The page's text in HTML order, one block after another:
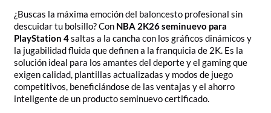
¿Buscas la máxima emoción del baloncesto profesional sin
descuidar tu bolsillo? Con NBA 2K26 seminuevo para
PlayStation 4saltas a la cancha con los gráficos dinámicos y
la jugabilidad fluida que definen a la franquicia de 2K. Es la
solución ideal para los amantes del deporte y el gaming que
exigen calidad, plantillas actualizadas y modos de juego
competitivos, beneficiándose de las ventajas y el ahorro
inteligente de un producto seminuevo certificado.